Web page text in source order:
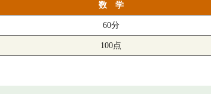
数 学
60分
100点